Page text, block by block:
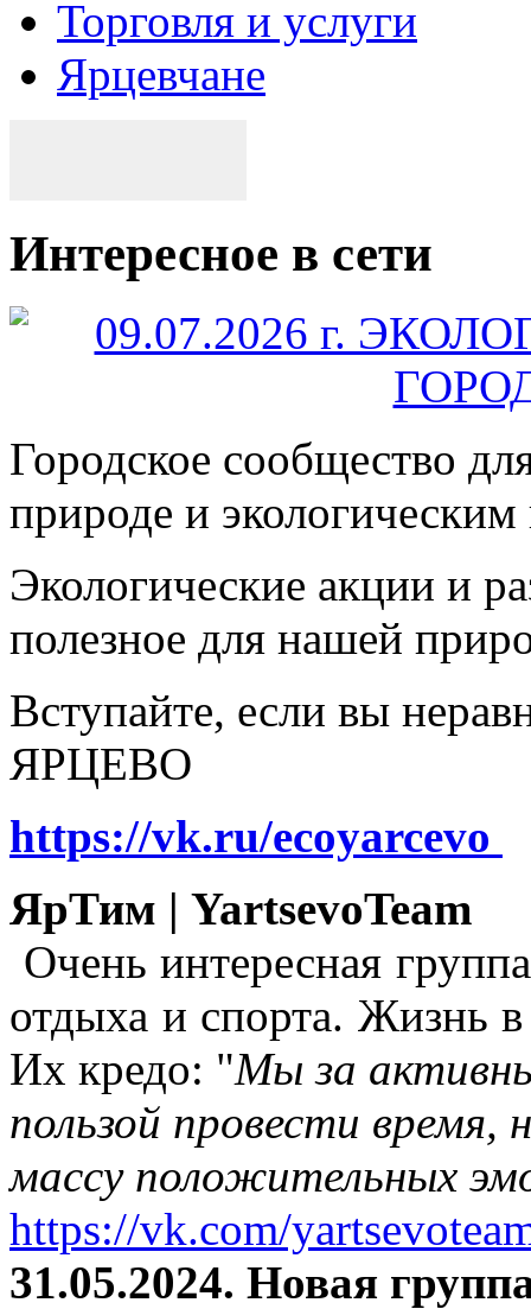
Торговля и услуги
Ярцевчане
Интересное в сети
Городское сообщество
природе и
Экологические акции и
полезное для нашей
Вступайте, если вы
ЯРЦЕВО
https://vk.ru/ecoyarcevo
ЯрТим | YartsevoTeam
Очень интересная
отдыха и спорта. Жизнь
Их кредо: "Мы за
пользой провести время,
массу положительных
https://vk.com/
31.05.2024. Новая